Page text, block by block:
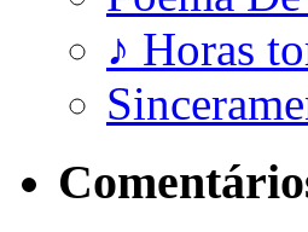
♪ Horas